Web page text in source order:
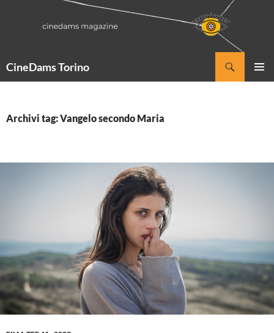
CineDams Torino
Archivi tag: Vangelo secondo Maria